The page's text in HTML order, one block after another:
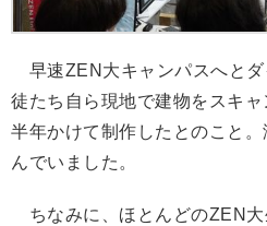
早速ZEN大キャンパスへと
徒たち自ら現地で建物をスキ
半年かけて制作したとのこと
んでいました。
ちなみに、ほとんどのZEN大